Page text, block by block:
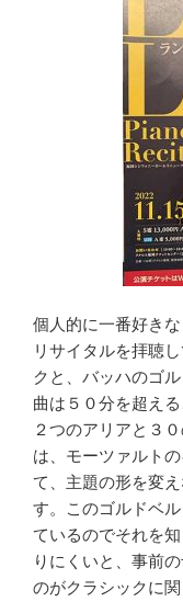
個人的に一番好き
リサイタルを拝聴
クと、バッハのゴ
曲は５０分を超え
２つのアリアと３
は、モーツァルト
て、主題の形を変
す。このゴルドベ
ているのでそれを
りにくいと、事前
のがクラシックに